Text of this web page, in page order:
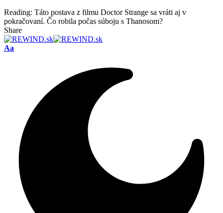
Reading: Táto postava z filmu Doctor Strange sa vráti aj v
pokračovaní. Čo robila počas súboju s Thanosom?
Share
Font
Aa